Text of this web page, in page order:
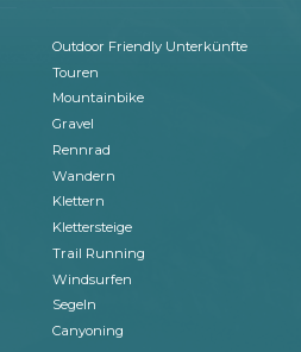
Outdoor Friendly Unterkünfte
Touren
Mountainbike
Gravel
Rennrad
Wandern
Klettern
Klettersteige
Trail Running
Windsurfen
Segeln
Canyoning